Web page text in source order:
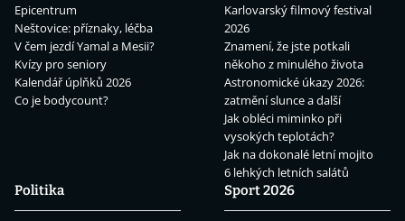
Epicentrum
Neštovice: příznaky, léčba
V čem jezdí Yamal a Mesii?
Kvízy pro seniory
Kalendář úplňků 2026
Co je bodycount?
Karlovarský filmový festival
2026
Znamení, že jste potkali
někoho z minulého života
Astronomické úkazy 2026:
zatmění slunce a další
Jak obléci miminko při
vysokých teplotách?
Jak na dokonalé letní mojito
6 lehkých letních salátů
Politika
Sport 2026